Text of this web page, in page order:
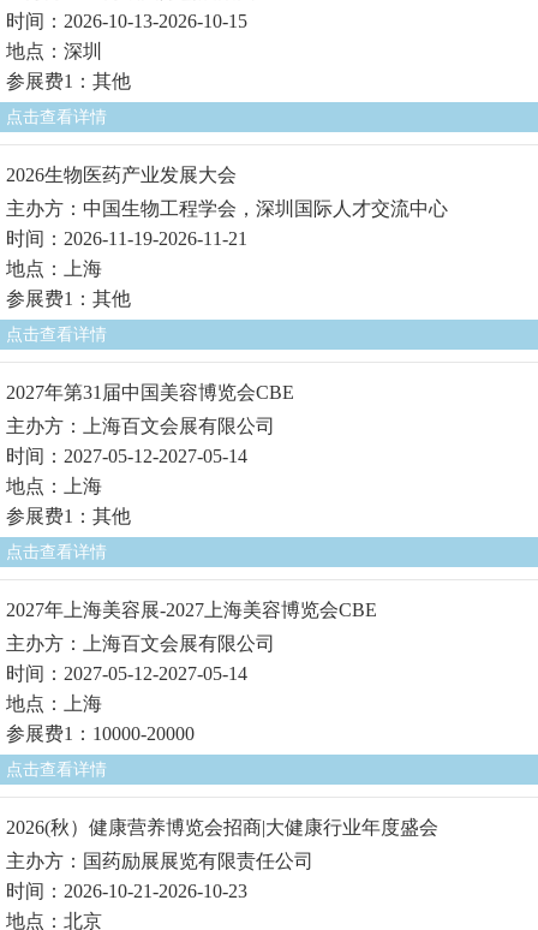
时间：2026-10-13-2026-10-15
地点：深圳
参展费1：其他
点击查看详情
2026生物医药产业发展大会
主办方：中国生物工程学会，深圳国际人才交流中心
时间：2026-11-19-2026-11-21
地点：上海
参展费1：其他
点击查看详情
2027年第31届中国美容博览会CBE
主办方：上海百文会展有限公司
时间：2027-05-12-2027-05-14
地点：上海
参展费1：其他
点击查看详情
2027年上海美容展-2027上海美容博览会CBE
主办方：上海百文会展有限公司
时间：2027-05-12-2027-05-14
地点：上海
参展费1：10000-20000
点击查看详情
2026(秋）健康营养博览会招商|大健康行业年度盛会
主办方：国药励展展览有限责任公司
时间：2026-10-21-2026-10-23
地点：北京